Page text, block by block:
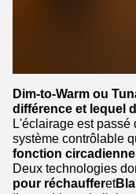
Dim-to-Warm ou
différence et lequel
L'éclairage est passé
système contrôlable
fonction
Deux technologies
pour réchaufferet